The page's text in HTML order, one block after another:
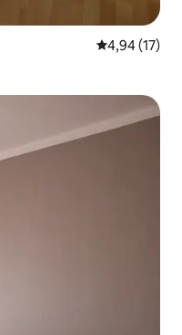
Évaluation
4,94 (17)
appréciés